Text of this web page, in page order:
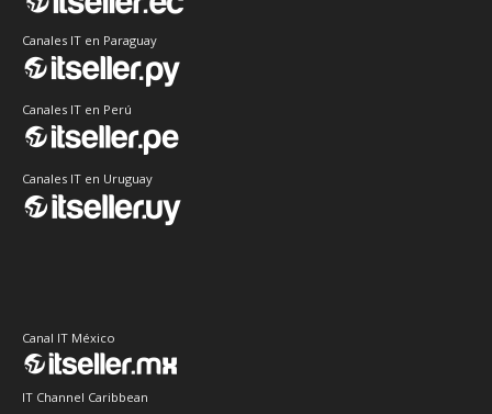
Canales IT en Paraguay
Canales IT en Perú
Canales IT en Uruguay
Canal IT México
IT Channel Caribbean